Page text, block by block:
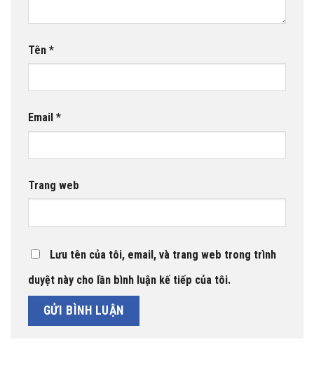
Tên *
Email *
Trang web
Lưu tên của tôi, email, và trang web trong trình
duyệt này cho lần bình luận kế tiếp của tôi.